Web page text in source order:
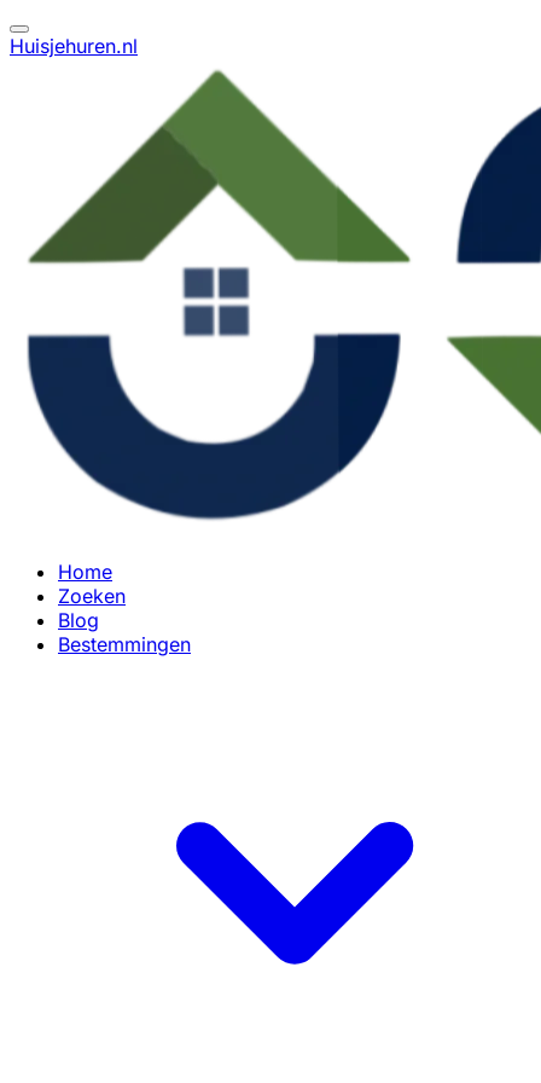
Huisjehuren.nl
Home
Zoeken
Blog
Bestemmingen